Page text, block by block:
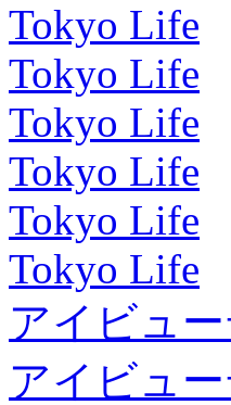
Tokyo Life
Tokyo Life
Tokyo Life
Tokyo Life
Tokyo Life
Tokyo Life
アイビュ
アイビュ